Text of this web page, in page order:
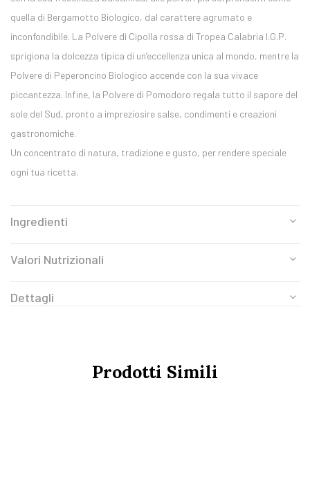
quella di Bergamotto Biologico, dal carattere agrumato e
inconfondibile. La Polvere di Cipolla rossa di Tropea Calabria I.G.P.
sprigiona la dolcezza tipica di un’eccellenza unica al mondo, mentre la
Polvere di Peperoncino Biologico accende con la sua vivace
piccantezza. Infine, la Polvere di Pomodoro regala tutto il sapore del
sole del Sud, pronto a impreziosire salse, condimenti e creazioni
gastronomiche.
Un concentrato di natura, tradizione e gusto, per rendere speciale
ogni tua ricetta.
Ingredienti
Valori Nutrizionali
Dettagli
Prodotti Simili